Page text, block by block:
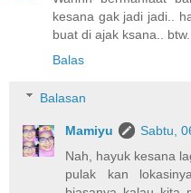
kesana gak jadi jadi..
buat di ajak ksana..
Balas
Balasan
Mamiyu
Sabtu,
Nah, hayuk kesana
pulak kan